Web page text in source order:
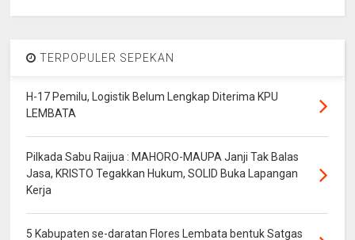
TERPOPULER SEPEKAN
H-17 Pemilu, Logistik Belum Lengkap Diterima KPU
LEMBATA
Pilkada Sabu Raijua : MAHORO-MAUPA Janji Tak Balas
Jasa, KRISTO Tegakkan Hukum, SOLID Buka Lapangan
Kerja
5 Kabupaten se-daratan Flores Lembata bentuk Satgas